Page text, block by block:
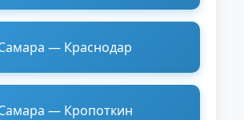
— Краснодар
— Кропоткин